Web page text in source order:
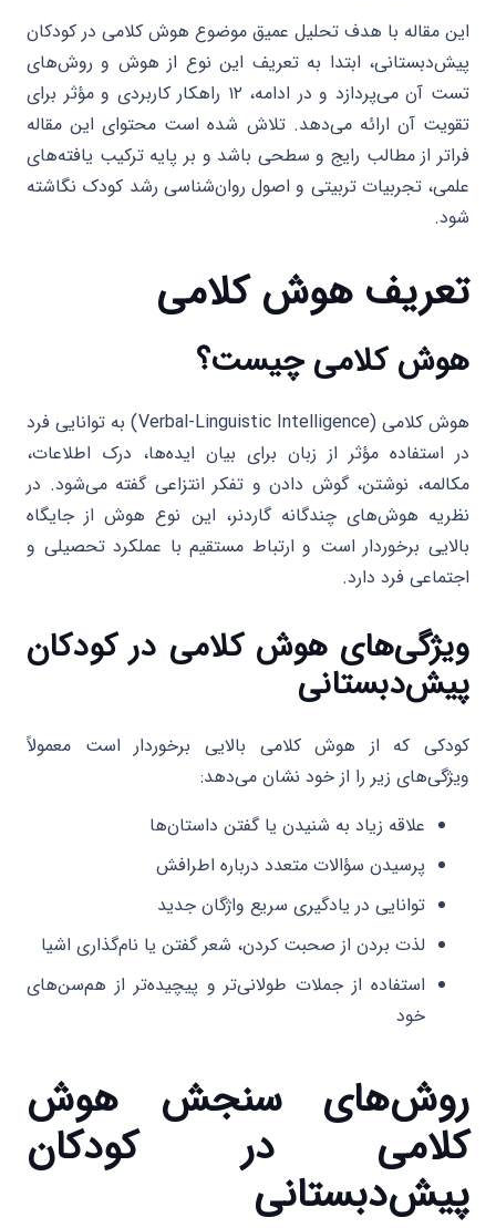
این مقاله با هدف تحلیل عمیق موضوع هوش کلامی در کودکان
پیش‌دبستانی، ابتدا به تعریف این نوع از هوش و روش‌های
تست آن می‌پردازد و در ادامه، ۱۲ راهکار کاربردی و مؤثر برای
تقویت آن ارائه می‌دهد. تلاش شده است محتوای این مقاله
فراتر از مطالب رایج و سطحی باشد و بر پایه ترکیب یافته‌های
علمی، تجربیات تربیتی و اصول روان‌شناسی رشد کودک نگاشته
شود.
تعریف هوش کلامی
هوش کلامی چیست؟
هوش کلامی (Verbal-Linguistic Intelligence) به توانایی فرد
در استفاده مؤثر از زبان برای بیان ایده‌ها، درک اطلاعات،
مکالمه، نوشتن، گوش دادن و تفکر انتزاعی گفته می‌شود. در
نظریه هوش‌های چندگانه گاردنر، این نوع هوش از جایگاه
بالایی برخوردار است و ارتباط مستقیم با عملکرد تحصیلی و
اجتماعی فرد دارد.
ویژگی‌های هوش کلامی در کودکان
پیش‌دبستانی
کودکی که از هوش کلامی بالایی برخوردار است معمولاً
ویژگی‌های زیر را از خود نشان می‌دهد:
علاقه زیاد به شنیدن یا گفتن داستان‌ها
پرسیدن سؤالات متعدد درباره اطرافش
توانایی در یادگیری سریع واژگان جدید
لذت بردن از صحبت کردن، شعر گفتن یا نام‌گذاری اشیا
استفاده از جملات طولانی‌تر و پیچیده‌تر از هم‌سن‌های
خود
روش‌های سنجش هوش
کلامی در کودکان
پیش‌دبستانی